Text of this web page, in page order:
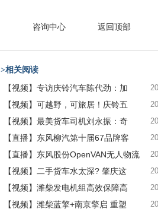
咨询中心 返回顶部
>相关阅读
【视频】专访庆铃汽车陈代劲：加
【视频】可越野，可旅居！庆铃五
【视频】最美货车司机刘永振：奇
【直播】东风柳汽第十届67品牌客
【直播】东风股份OpenVAN无人物流
【视频】二手货车水太深? 肇庆这
【视频】潍柴发电机组高效保障高
【视频】潍柴蓝擎+南京擎启 重塑